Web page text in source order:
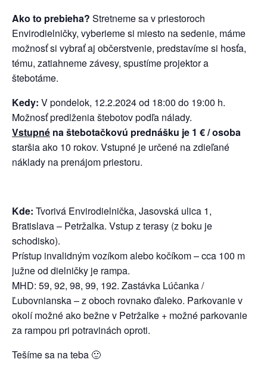
Ako to prebieha? Stretneme sa v priestoroch
Envirodielničky, vyberieme si miesto na sedenie, máme
možnosť si vybrať aj občerstvenie, predstavíme si hosťa,
tému, zatiahneme závesy, spustíme projektor a
štebotáme.
Kedy: V pondelok, 12.2.2024 od 18:00 do 19:00 h.
Možnosť predlženia štebotov podľa nálady.
Vstupné na štebotačkovú prednášku je 1 € / osoba
staršia ako 10 rokov. Vstupné je určené na zdieľané
náklady na prenájom priestoru.
Kde: Tvorivá Envirodielnička, Jasovská ulica 1,
Bratislava – Petržalka. Vstup z terasy (z boku je
schodisko).
Prístup invalidným vozíkom alebo kočíkom – cca 100 m
južne od dielničky je rampa.
MHD: 59, 92, 98, 99, 192. Zastávka Lúčanka /
Ľubovnianska – z oboch rovnako ďaleko. Parkovanie v
okolí možné ako bežne v Petržalke + možné parkovanie
za rampou pri potravinách oproti.
Tešíme sa na teba 🙂